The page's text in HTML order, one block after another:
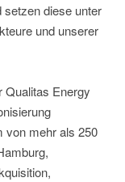
setzen diese unter
und unserer
Qualitas Energy
von mehr als 250